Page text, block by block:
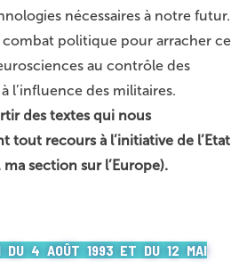
nécessaires à notre futur.
politique pour arracher ce
au contrôle des
l’influence des militaires.
des textes qui nous
tout recours à l’initiative de l’Etat
section sur l’Europe).
DU 4 AOÛT 1993 ET DU 12 MAI